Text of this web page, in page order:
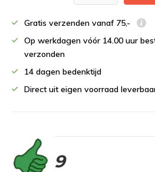
Gratis verzenden vanaf 75,-
Op werkdagen vóór 14.00 uur
verzonden
14 dagen bedenktijd
Direct uit eigen voorraad
9